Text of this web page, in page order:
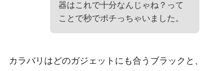
器はこれで十分なんじゃね？って
ことで秒でポチっちゃいました。
カラバリはどのガジェットにも合うブラックと、